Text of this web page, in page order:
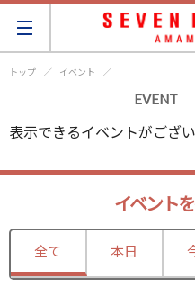
トップ イベント
EVENT
表示できるイベントがござい
イベント
全て 本日